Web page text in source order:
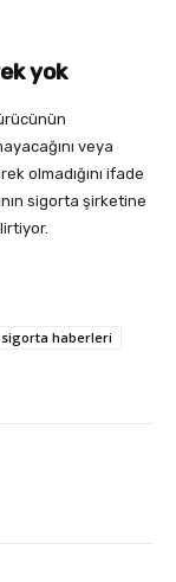
yok
veya
olmadığını ifade
sigorta şirketine
sigorta haberleri